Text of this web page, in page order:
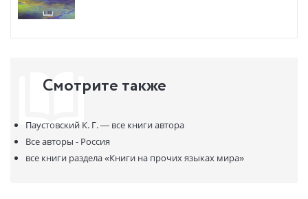
Смотрите также
Паустовский К. Г. — все книги автора
Все авторы - Россия
все книги раздела«Книги на прочих языках мира»